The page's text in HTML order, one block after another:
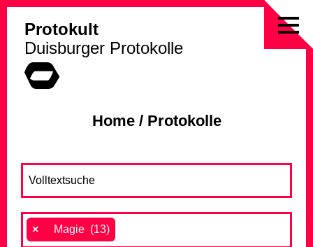
to
Protokult
Duisburger Protokolle
Home/ Protokolle
× Magie (13)